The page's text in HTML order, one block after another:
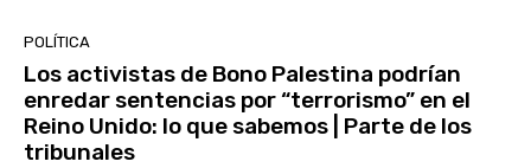
POLÍTICA
Los activistas de Bono Palestina podrían
enredar sentencias por “terrorismo” en el
Reino Unido: lo que sabemos | Parte de los
tribunales